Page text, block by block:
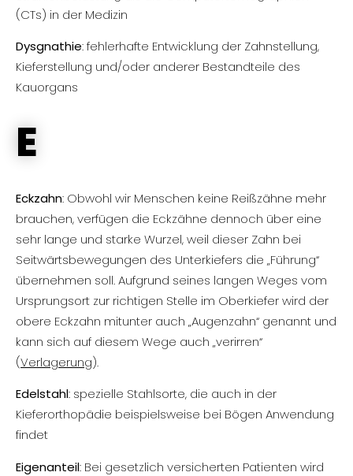
(CTs) in der Medizin
Dysgnathie: fehlerhafte Entwicklung der Zahnstellung,
Kieferstellung und/oder anderer Bestandteile des
Kauorgans
E
Eckzahn: Obwohl wir Menschen keine Reißzähne mehr
brauchen, verfügen die Eckzähne dennoch über eine
sehr lange und starke Wurzel, weil dieser Zahn bei
Seitwärtsbewegungen des Unterkiefers die „Führung“
übernehmen soll. Aufgrund seines langen Weges vom
Ursprungsort zur richtigen Stelle im Oberkiefer wird der
obere Eckzahn mitunter auch „Augenzahn“ genannt und
kann sich auf diesem Wege auch „verirren“
(Verlagerung).
Edelstahl: spezielle Stahlsorte, die auch in der
Kieferorthopädie beispielsweise bei Bögen Anwendung
findet
Eigenanteil: Bei gesetzlich versicherten Patienten wird